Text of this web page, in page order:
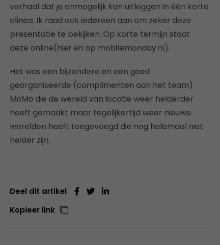
verhaal dat je onmogelijk kan uitleggen in één korte
alinea. Ik raad ook iedereen aan om zeker deze
presentatie te bekijken. Op korte termijn staat
deze online(hier en op mobilemonday.nl).
Het was een bijzondere en een goed
georganiseerde (complimenten aan het team)
MoMo die de wereld van locatie weer helderder
heeft gemaakt maar tegelijkertijd weer nieuwe
werelden heeft toegevoegd die nog helemaal niet
helder zijn.
Deel dit artikel
Kopieer link